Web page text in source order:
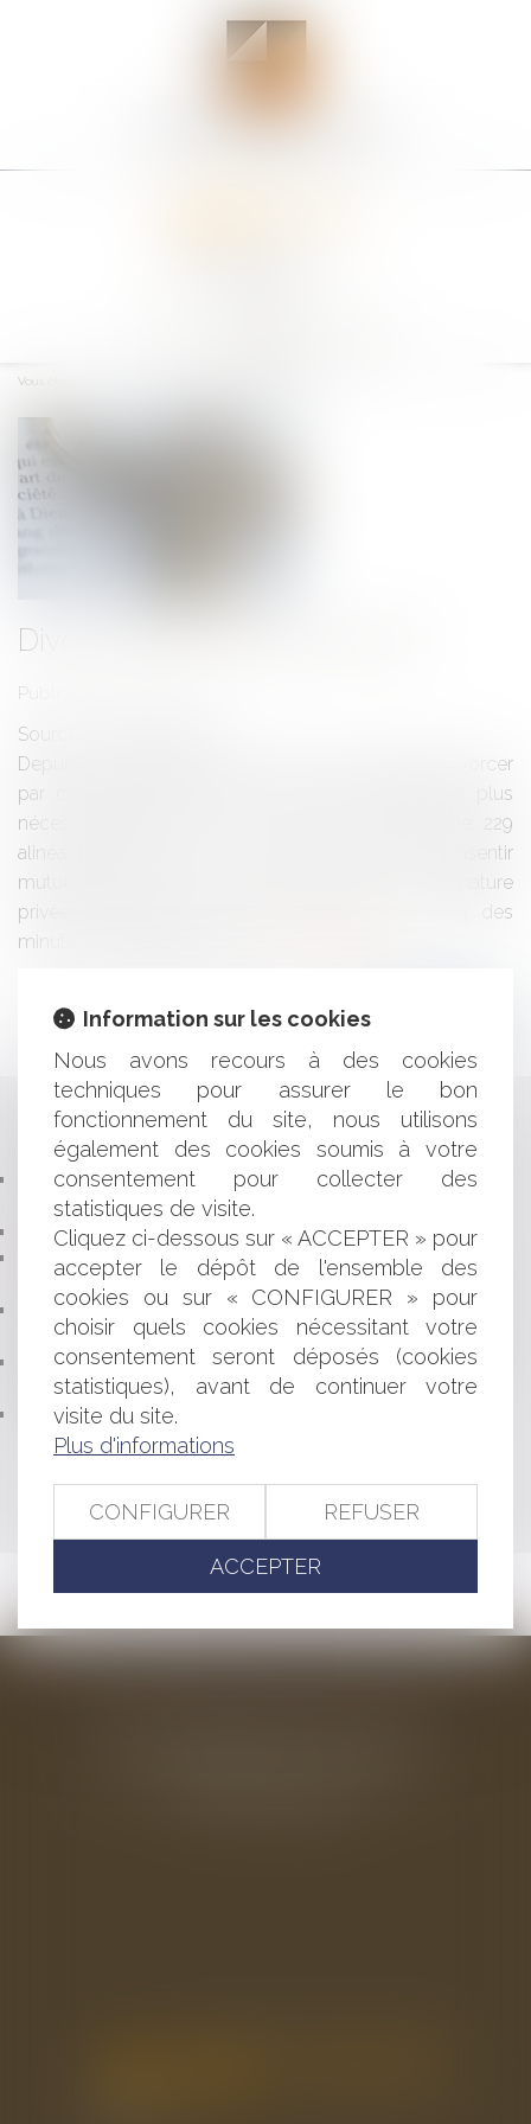
Vous êtes ici :
Divorce sans juge: quel coût?
Publié le :
Source :
Depuis le 1er janvier 2017, les époux souhaitant divorcer
par consentement mutuel ne passent désormais plus
nécessairement devant le juge. Le nouvel article 229
alinéa 1 dispose que « Les époux peuvent consentir
mutuellement à leur divorce par acte sous signature
privée contresigné par avocats, déposé au rang des
minutes d’un notaire. » Mais...
Historique
LE DÉLIT D'ENTRAVE À L'IVG SUR INTERNET
DÉFINITIVEMENT ADOPTÉ
DIVORCE SANS JUGE: QUEL COÛT?
TASCOM – LE TRIBUNAL ADMINISTRATIF DE NICE
PART EN RÉSISTANCE
LE COMPTE PERSONNEL D'ACTIVITÉ DANS LA
FONCTION PUBLIQUE
CONDITIONS DE RECEVABILITÉ D'UNE SECONDE
DÉCLARATION D'APPEL ...
FAUTE MÉDICALE ET CHARGE DE LA PREUVE
< ... 105 106 107 108 109 110 111 >
Information sur les cookies
Nous avons recours à des cookies
techniques pour assurer le bon
fonctionnement du site, nous utilisons
également des cookies soumis à votre
consentement pour collecter des
statistiques de visite.
Cliquez ci-dessous sur « ACCEPTER » pour
accepter le dépôt de l'ensemble des
cookies ou sur « CONFIGURER » pour
choisir quels cookies nécessitant votre
consentement seront déposés (cookies
statistiques), avant de continuer votre
visite du site.
Plus d'informations
CONFIGURER REFUSER
ACCEPTER